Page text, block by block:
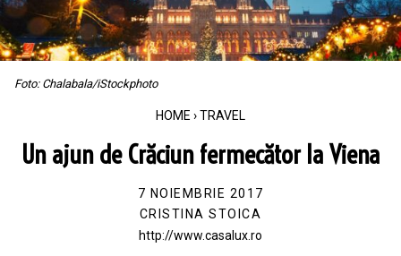
Foto: Chalabala/iStockphoto
HOME ›TRAVEL
Un ajun de Crăciun fermecător la Viena
7 NOIEMBRIE 2017
CRISTINA STOICA
http://www.casalux.ro